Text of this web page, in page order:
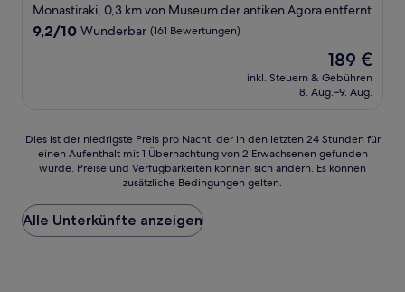
Monastiraki, 0,3 km von Museum der antiken Agora entfernt
9.2
9,2/10 Wunderbar (161 Bewertungen)
Der
Preis
beträgt
189 €
inkl. Steuern & Gebühren
8. Aug.–9. Aug.
Dies
der
Preis
pro
Nacht,
Dies ist der niedrigste Preis pro Nacht, der in den letzten 24 Stunden für
einen Aufenthalt mit 1 Übernachtung von 2 Erwachsenen gefunden
wurde. Preise und Verfügbarkeiten können sich ändern. Es können
zusätzliche Bedingungen gelten.
Alle Unterkünfte anzeigen